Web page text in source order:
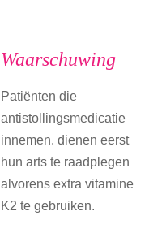
Waarschuwing
Patiënten die
antistollingsmedicatie
innemen. dienen eerst
hun arts te raadplegen
alvorens extra vitamine
K2 te gebruiken.